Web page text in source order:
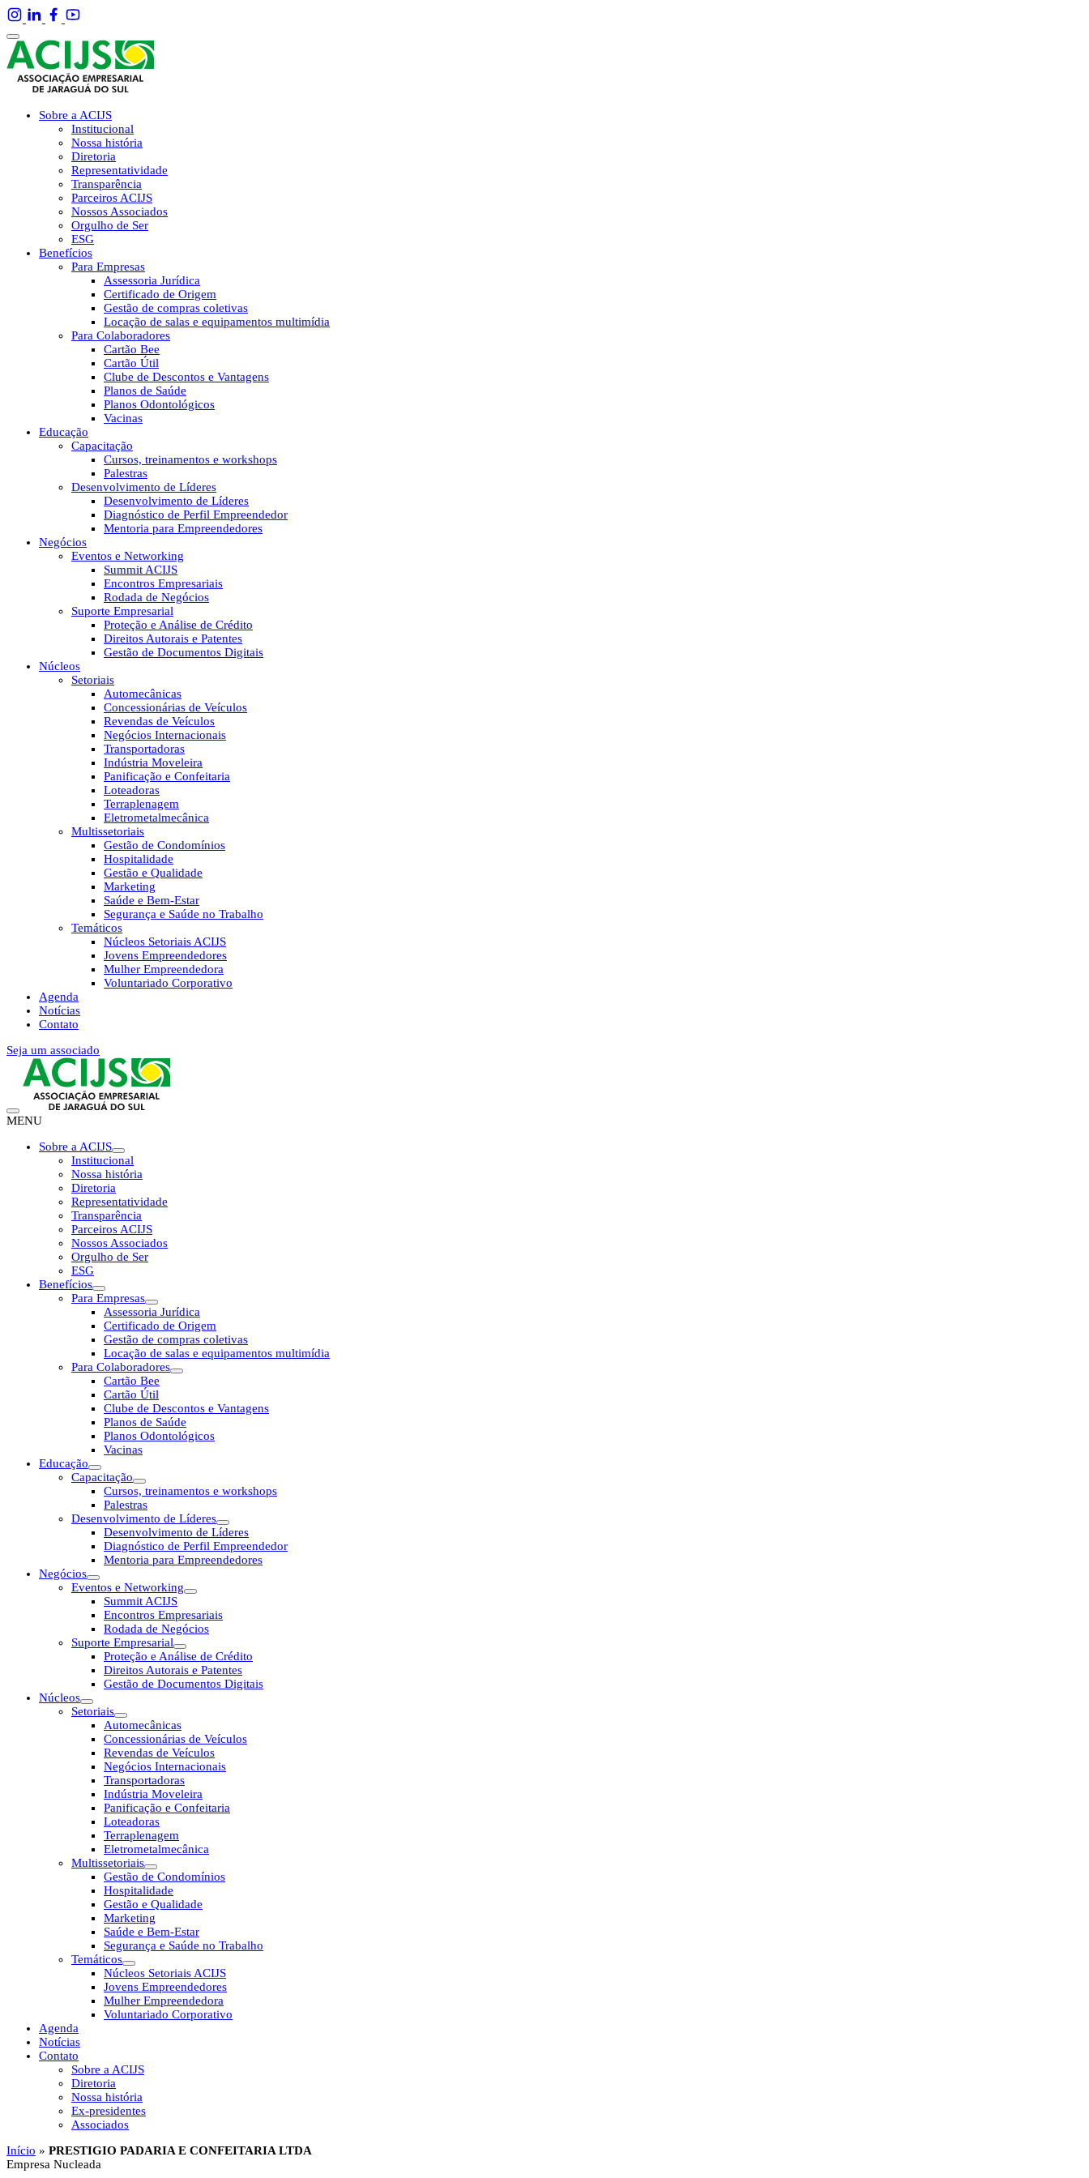
Sobre a ACIJS
Institucional
Nossa história
Diretoria
Representatividade
Transparência
Parceiros ACIJS
Nossos Associados
Orgulho de Ser
ESG
Benefícios
Para Empresas
Assessoria Jurídica
Certificado de Origem
Gestão de compras coletivas
Locação de salas e equipamentos multimídia
Para Colaboradores
Cartão Bee
Cartão Útil
Clube de Descontos e Vantagens
Planos de Saúde
Planos Odontológicos
Vacinas
Educação
Capacitação
Cursos, treinamentos e workshops
Palestras
Desenvolvimento de Líderes
Desenvolvimento de Líderes
Diagnóstico de Perfil Empreendedor
Mentoria para Empreendedores
Negócios
Eventos e Networking
Summit ACIJS
Encontros Empresariais
Rodada de Negócios
Suporte Empresarial
Proteção e Análise de Crédito
Direitos Autorais e Patentes
Gestão de Documentos Digitais
Núcleos
Setoriais
Automecânicas
Concessionárias de Veículos
Revendas de Veículos
Negócios Internacionais
Transportadoras
Indústria Moveleira
Panificação e Confeitaria
Loteadoras
Terraplenagem
Eletrometalmecânica
Multissetoriais
Gestão de Condomínios
Hospitalidade
Gestão e Qualidade
Marketing
Saúde e Bem-Estar
Segurança e Saúde no Trabalho
Temáticos
Núcleos Setoriais ACIJS
Jovens Empreendedores
Mulher Empreendedora
Voluntariado Corporativo
Agenda
Notícias
Contato
Seja um associado
MENU
Sobre a ACIJS
Institucional
Nossa história
Diretoria
Representatividade
Transparência
Parceiros ACIJS
Nossos Associados
Orgulho de Ser
ESG
Benefícios
Para Empresas
Assessoria Jurídica
Certificado de Origem
Gestão de compras coletivas
Locação de salas e equipamentos multimídia
Para Colaboradores
Cartão Bee
Cartão Útil
Clube de Descontos e Vantagens
Planos de Saúde
Planos Odontológicos
Vacinas
Educação
Capacitação
Cursos, treinamentos e workshops
Palestras
Desenvolvimento de Líderes
Desenvolvimento de Líderes
Diagnóstico de Perfil Empreendedor
Mentoria para Empreendedores
Negócios
Eventos e Networking
Summit ACIJS
Encontros Empresariais
Rodada de Negócios
Suporte Empresarial
Proteção e Análise de Crédito
Direitos Autorais e Patentes
Gestão de Documentos Digitais
Núcleos
Setoriais
Automecânicas
Concessionárias de Veículos
Revendas de Veículos
Negócios Internacionais
Transportadoras
Indústria Moveleira
Panificação e Confeitaria
Loteadoras
Terraplenagem
Eletrometalmecânica
Multissetoriais
Gestão de Condomínios
Hospitalidade
Gestão e Qualidade
Marketing
Saúde e Bem-Estar
Segurança e Saúde no Trabalho
Temáticos
Núcleos Setoriais ACIJS
Jovens Empreendedores
Mulher Empreendedora
Voluntariado Corporativo
Agenda
Notícias
Contato
Sobre a ACIJS
Diretoria
Nossa história
Ex-presidentes
Associados
Início » PRESTIGIO PADARIA E CONFEITARIA LTDA
Empresa Nucleada